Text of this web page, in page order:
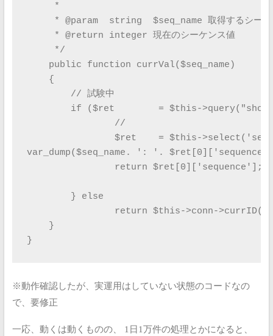
     *
* @param  string  $seq_name 取得するシーケ
     * @return integer 現在のシーケンス値
     */
    public function currVal($seq_name)
    {
var_dump($seq_name. ': '.
    }
※動作確認したが、実運用はしていない状態のコードなの
で、要修正
一応、動くは動くものの、
1日1万件の処理とかになると、